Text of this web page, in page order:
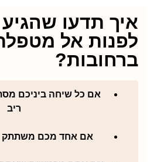
תדעו שהגיע
אל מטפלת
אם כל שיחה ביניכם מסתיימת
אם אחד מכם משתתק –